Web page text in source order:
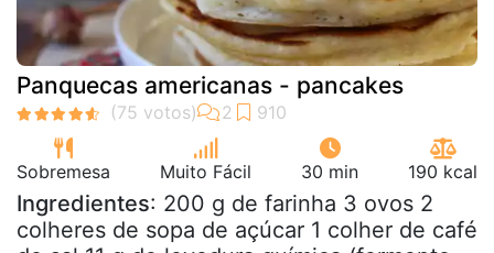
Panquecas americanas - pancakes
Sobremesa Muito Fácil 30 min 190 kcal
Ingredientes: 200 g de farinha 3 ovos 2
colheres de sopa de açúcar 1 colher de café